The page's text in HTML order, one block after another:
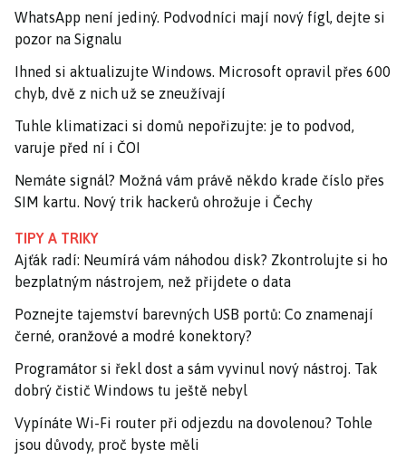
WhatsApp není jediný. Podvodníci mají nový fígl, dejte si
pozor na Signalu
Ihned si aktualizujte Windows. Microsoft opravil přes 600
chyb, dvě z nich už se zneužívají
Tuhle klimatizaci si domů nepořizujte: je to podvod,
varuje před ní i ČOI
Nemáte signál? Možná vám právě někdo krade číslo přes
SIM kartu. Nový trik hackerů ohrožuje i Čechy
TIPY A TRIKY
Ajťák radí: Neumírá vám náhodou disk? Zkontrolujte si ho
bezplatným nástrojem, než přijdete o data
Poznejte tajemství barevných USB portů: Co znamenají
černé, oranžové a modré konektory?
Programátor si řekl dost a sám vyvinul nový nástroj. Tak
dobrý čistič Windows tu ještě nebyl
Vypínáte Wi-Fi router při odjezdu na dovolenou? Tohle
jsou důvody, proč byste měli